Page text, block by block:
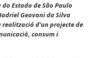
Estado de São Paulo
Geovani da Silva
d’un projecte de
consum i